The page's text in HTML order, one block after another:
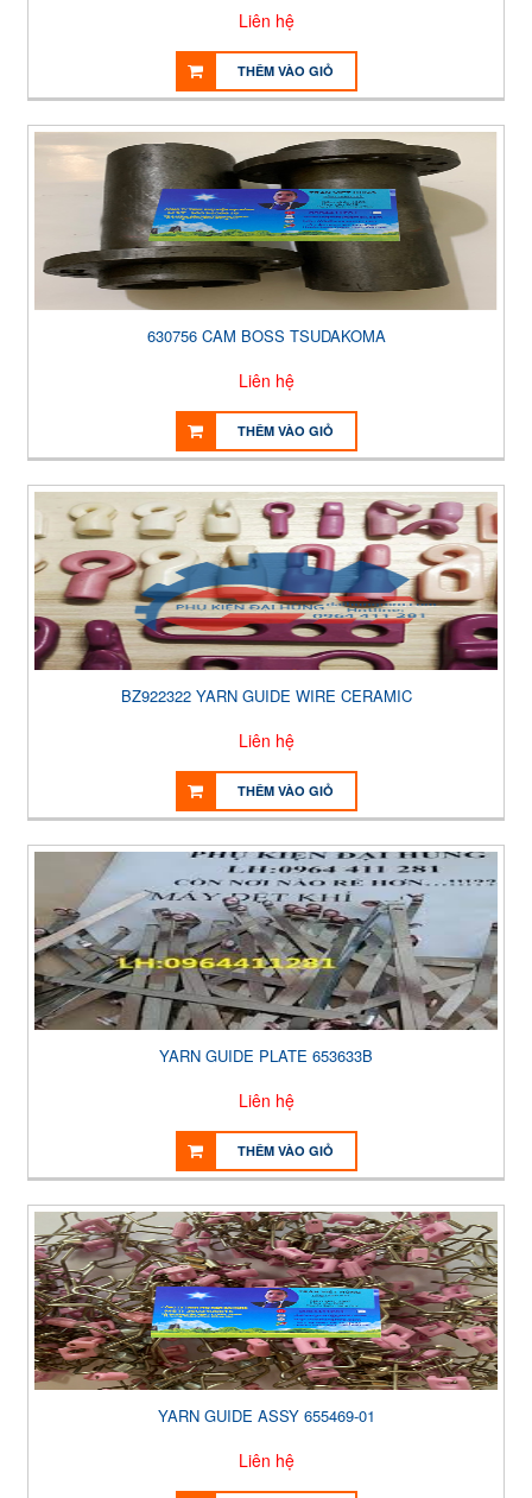
Liên hệ
THÊM VÀO GIỎ
630756 CAM BOSS TSUDAKOMA
Liên hệ
THÊM VÀO GIỎ
BZ922322 YARN GUIDE WIRE CERAMIC
Liên hệ
THÊM VÀO GIỎ
YARN GUIDE PLATE 653633B
Liên hệ
THÊM VÀO GIỎ
YARN GUIDE ASSY 655469-01
Liên hệ